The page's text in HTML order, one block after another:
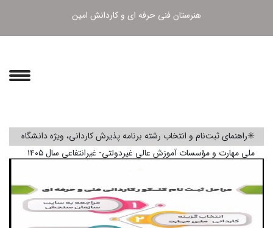
هنرستان فنی حرفه ای و کاردانش امین
و انتخاب رشته برنامه پذیرش كاردانی، ویژه دانشگاه
آموزش عالی غیردولتی- غیرانتفاعی سال ۱۴۰۵